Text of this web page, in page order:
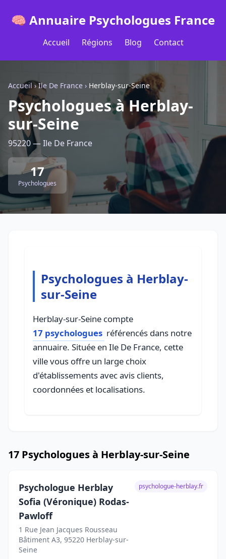
🧠 Annuaire Psychologues France
Accueil Régions Blog Contact
Accueil ›Ile De France › Herblay-sur-Seine
Psychologues à Herblay-
sur-Seine
95220 — Ile De France
17
Psychologues
Psychologues à Herblay-
sur-Seine
Herblay-sur-Seine compte
17 psychologues référencés dans notre
annuaire. Située en Ile De France, cette
ville vous offre un large choix
d'établissements avec avis clients,
coordonnées et localisations.
17 Psychologues à Herblay-sur-Seine
Psychologue Herblay
Sofia (Véronique) Rodas-
Pawloff
1 Rue Jean Jacques Rousseau
Bâtiment A3, 95220 Herblay-sur-
Seine
psychologue-herblay.fr